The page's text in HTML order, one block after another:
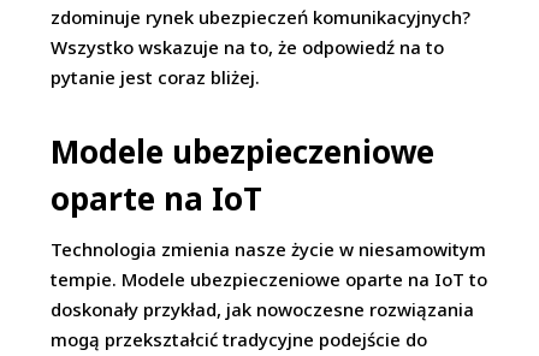
zdominuje rynek ubezpieczeń komunikacyjnych?
Wszystko wskazuje na to, że odpowiedź na to
pytanie jest coraz bliżej.
Modele ubezpieczeniowe
oparte na IoT
Technologia zmienia nasze życie w niesamowitym
tempie. Modele ubezpieczeniowe oparte na IoT to
doskonały przykład, jak nowoczesne rozwiązania
mogą przekształcić tradycyjne podejście do